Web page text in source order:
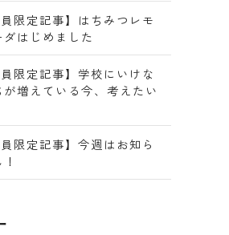
限定記事】はちみつレモ
はじめました
限定記事】学校にいけな
増えている今、考えたい
限定記事】今週はお知ら